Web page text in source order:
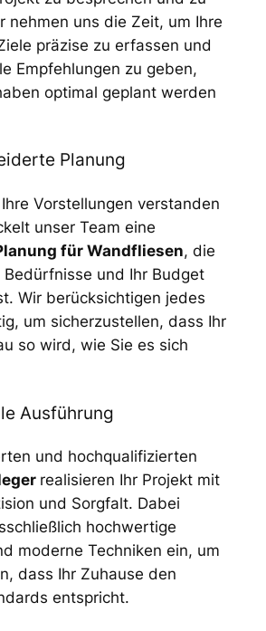
nehmen uns die Zeit, um Ihre
präzise zu erfassen und
Empfehlungen zu geben,
optimal geplant werden
Planung
Vorstellungen verstanden
unser Team eine
für Wandfliesen, die
und Ihr Budget
Wir berücksichtigen jedes
um sicherzustellen, dass Ihr
so wird, wie Sie es sich
Ausführung
und hochqualifizierten
realisieren Ihr Projekt mit
und Sorgfalt. Dabei
hochwertige
moderne Techniken ein, um
dass Ihr Zuhause den
entspricht.